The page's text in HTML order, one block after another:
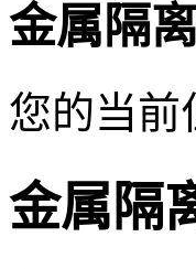
金属隔
您的当前
金属隔